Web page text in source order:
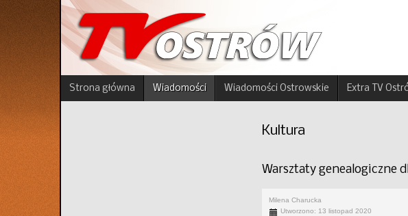
Strona główna Wiadomości Wiadomości Ostrowskie Extra TV
Kultura
Warsztaty genealogiczne
Milena Charucka
Utworzono: 13 listopad 2020